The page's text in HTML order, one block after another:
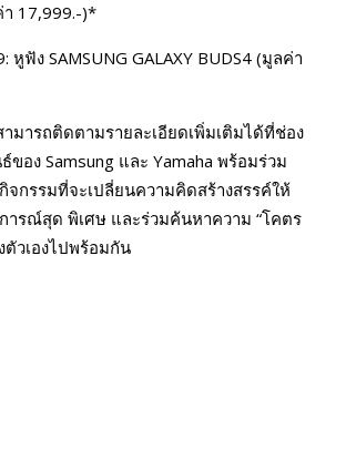
17,999.-)*
ฟัง SAMSUNG GALAXY BUDS4 (มูลค่า
มารถติดตามรายละเอียดเพิ่มเติมได้ที่ช่อง
ของ Samsung และ Yamaha พร้อมร่วม
จกรรมที่จะเปลี่ยนความคิดสร้างสรรค์ให้
ารณ์สุด พิเศษ และร่วมค้นหาความ “โคตร
วเองไปพร้อมกัน